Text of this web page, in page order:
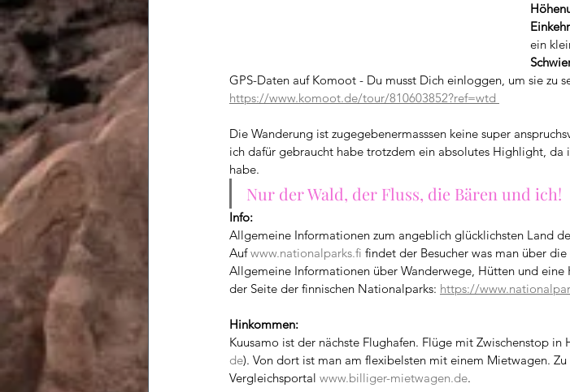
ein
GPS-Daten auf Komoot - Du musst Dich einloggen, um sie zu
https://www.komoot.de/tour/810603852?ref=wtd
Die Wanderung ist zugegebenermasssen keine super
ich dafür gebraucht habe trotzdem ein absolutes Highlight,
habe.
Nur der Wald, der Fluss, die Bären und ich!
Info:
Allgemeine Informationen zum angeblich glücklichsten Land
Auf www.nationalparks.fi findet der Besucher was man über
Allgemeine Informationen über Wanderwege, Hütten und
der Seite der finnischen Nationalparks: https://
Hinkommen:
Kuusamo ist der nächste Flughafen. Flüge mit Zwischenstop in
de). Von dort ist man am flexibelsten mit einem Mietwagen.
Vergleichsportal www.billiger-mietwagen.de.